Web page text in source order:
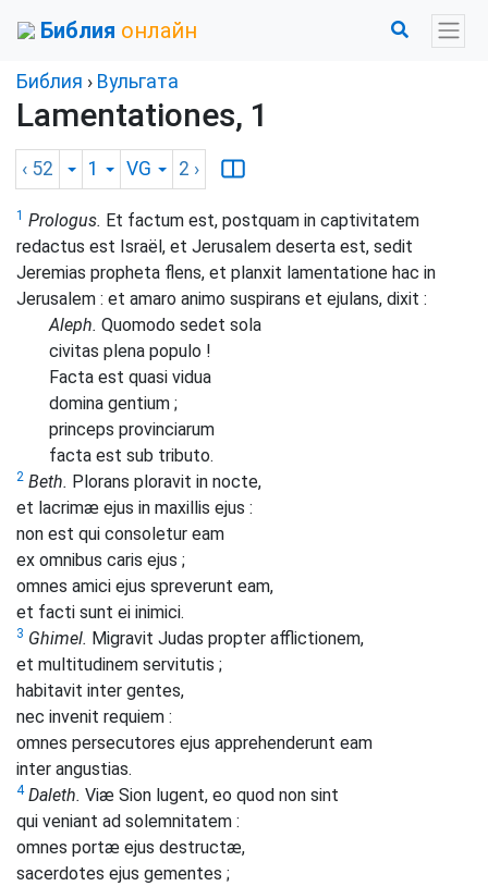
Библия онлайн
Библия › Вульгата
Lamentationes, 1
‹ 52 1 VG 2 ›
1 Prologus. Et factum est, postquam in captivitatem
redactus est Israël, et Jerusalem deserta est, sedit
Jeremias propheta flens, et planxit lamentatione hac in
Jerusalem : et amaro animo suspirans et ejulans, dixit :
Aleph. Quomodo sedet sola
civitas plena populo !
Facta est quasi vidua
domina gentium ;
princeps provinciarum
facta est sub tributo.
2 Beth. Plorans ploravit in nocte,
et lacrimæ ejus in maxillis ejus :
non est qui consoletur eam
ex omnibus caris ejus ;
omnes amici ejus spreverunt eam,
et facti sunt ei inimici.
3 Ghimel. Migravit Judas propter afflictionem,
et multitudinem servitutis ;
habitavit inter gentes,
nec invenit requiem :
omnes persecutores ejus apprehenderunt eam
inter angustias.
4 Daleth. Viæ Sion lugent, eo quod non sint
qui veniant ad solemnitatem :
omnes portæ ejus destructæ,
sacerdotes ejus gementes ;